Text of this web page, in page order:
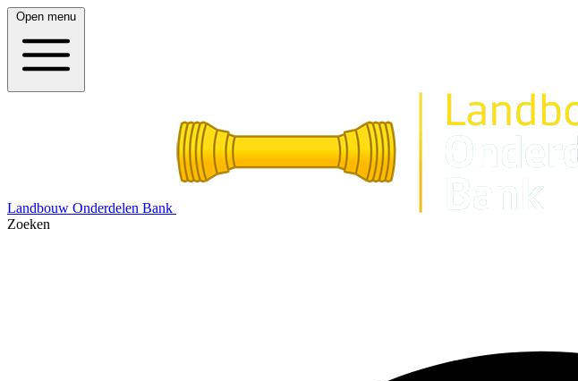
Open menu
Landbouw Onderdelen Bank
Zoeken